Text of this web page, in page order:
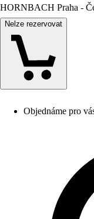
HORNBACH Praha -
Nelze rezervovat
Objednáme pro